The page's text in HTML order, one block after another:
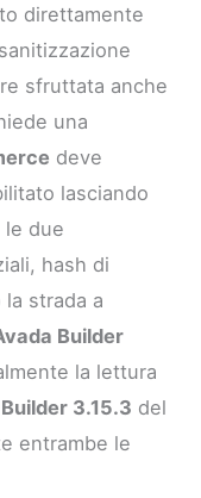
direttamente
sfruttata anche
una
deve
lasciando
le due
hash di
strada a
Builder
la lettura
3.15.3 del
entrambe le